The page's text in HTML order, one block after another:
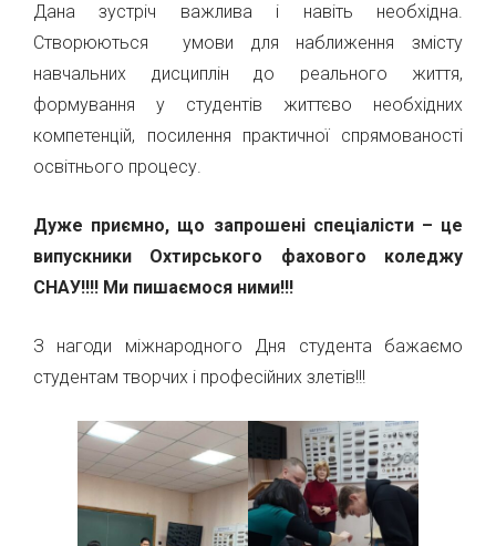
Дана зустріч важлива і навіть необхідна.
Створюються умови для наближення змісту
навчальних дисциплін до реального життя,
формування у студентів життєво необхідних
компетенцій, посилення практичної спрямованості
освітнього процесу.
Дуже приємно, що запрошені спеціалісти – це
випускники Охтирського фахового коледжу
СНАУ!!!! Ми пишаємося ними!!!
З нагоди міжнародного Дня студента бажаємо
студентам творчих і професійних злетів!!!